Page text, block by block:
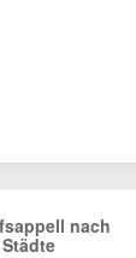
nach